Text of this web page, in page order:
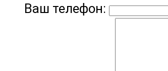
Ваш телефон: